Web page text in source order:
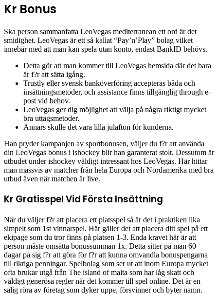
Kr Bonus
Ska person sammanfatta LeoVegas mediterranean ett ord är det
smidighet. LeoVegas är ett så kallat “Pay’n’Play” bolag vilket
innebär med att man kan spela utan konto, endast BankID behövs.
Detta gör att man kommer till LeoVegas hemsida där det bara
är f?r att sätta igång.
Trustly eller svensk banköverföring accepteras båda och
insättningsmetoder, och assistance finns tillgänglig through e-
post vid behov.
LeoVegas ger dig möjlighet att välja på några riktigt mycket
bra uttagsmetoder.
Annars skulle det vara lilla julafton för kunderna.
Han pryder kampanjen av sportbonusen, väljer du f?r att använda
din LeoVegas bonus i ishockey blir han garanterat stolt. Dessutom är
utbudet under ishockey väldigt intressant hos LeoVegas. Här hittar
man massvis av matcher från hela Europa och Nordamerika med bra
utbud även när matchen är live.
Kr Gratisspel Vid Första Insättning
När du väljer f?r att placera ett platsspel så är det i praktiken lika
simpelt som 1st vinnarspel. Här gäller det att placera ditt spel på ett
ekipage som du tror finns på platsen 1-3. Enda kravet här är att
person måste omsätta bonussumman 1x. Detta sitter på man 60
dagar på sig f?r att göra för f?r att kunna omvandla bonuspengarna
till riktiga penningar. Spelbolag som ser ut att inom Europa mycket
ofta brukar utgå från The island of malta som har låg skatt och
väldigt generösa regler när det kommer till spel online. Det är en
salig röra av företag som dyker uppe, försvinner och byter namn.